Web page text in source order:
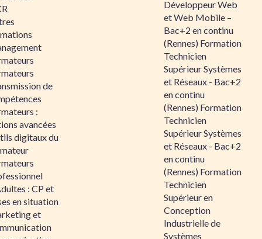
de
:
avancées
digitaux du
: CP et
en situation
et
Développeur Web
et Web Mobile –
Bac+2 en continu
(Rennes) Formation
Technicien
Supérieur Systèmes
et Réseaux - Bac+2
en continu
(Rennes) Formation
Technicien
Supérieur Systèmes
et Réseaux - Bac+2
en continu
(Rennes) Formation
Technicien
Supérieur en
Conception
Industrielle de
Systèmes